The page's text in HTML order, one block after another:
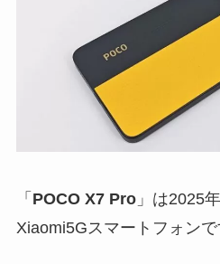
「 POCO X7 Pro」は2025
Xiaomi5Gスマートフォンで